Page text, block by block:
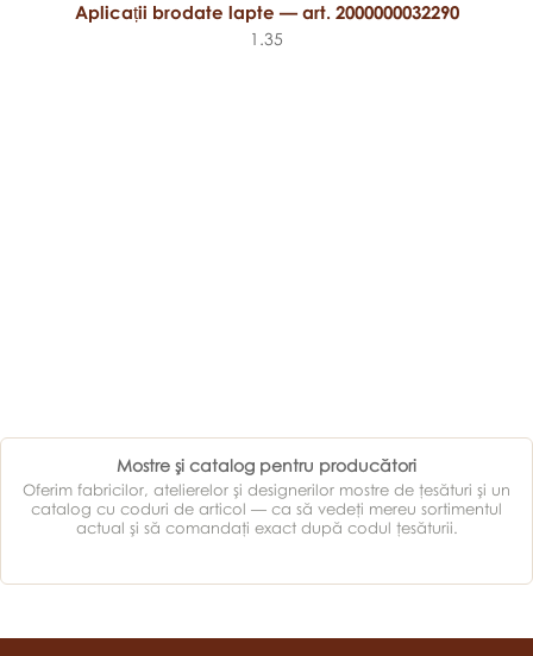
Aplicații brodate lapte — art. 2000000032290
1.35
Mostre şi catalog pentru producători
Oferim fabricilor, atelierelor şi designerilor mostre de ţesături şi un
catalog cu coduri de articol — ca să vedeţi mereu sortimentul
actual şi să comandaţi exact după codul ţesăturii.